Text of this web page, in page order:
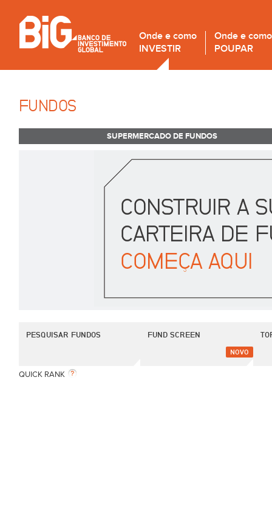
Onde e como
INVESTIR
Onde e como
POUPAR
FUNDOS
SUPERMERCADO DE FUNDOS
PESQUISAR FUNDOS FUND SCREEN
NOVO
QUICK RANK